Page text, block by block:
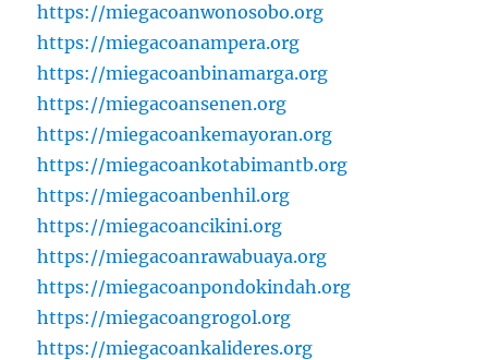
https://miegacoanwonosobo.org
https://miegacoanampera.org
https://miegacoanbinamarga.org
https://miegacoansenen.org
https://miegacoankemayoran.org
https://miegacoankotabimantb.org
https://miegacoanbenhil.org
https://miegacoancikini.org
https://miegacoanrawabuaya.org
https://miegacoanpondokindah.org
https://miegacoangrogol.org
https://miegacoankalideres.org